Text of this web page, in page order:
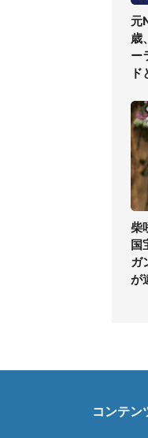
元
歳
ー
柴
国
ガ
が
コンテン